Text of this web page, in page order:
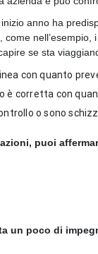
anno ha
se sta
con quanto
è corretta con
o sono
puoi
un poco di